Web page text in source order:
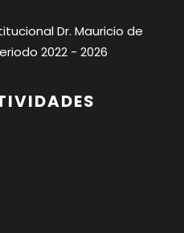
Dr. Mauricio de
2022 - 2026